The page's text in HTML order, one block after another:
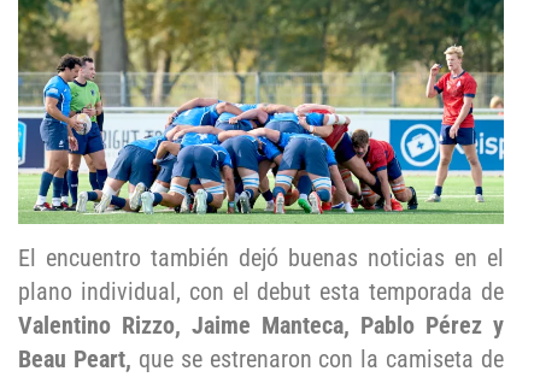
El encuentro también dejó buenas noticias en el
plano individual, con el debut esta temporada de
Valentino Rizzo, Jaime Manteca, Pablo Pérez y
Beau Peart, que se estrenaron con la camiseta de